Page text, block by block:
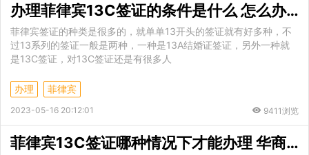
办理菲律宾13C签证的条件是什么 怎么办理呢
菲律宾签证的种类是很多的，就单单13开头的签证就有好多种，不
过13系列的签证一般是两种，一种是13A结婚证签证，另外一种就
是13C签证，对13C签证还是有很多人
办理 菲律宾
2023-05-16 20:12:01 9411浏览
菲律宾13C签证哪种情况下才能办理 华商专业解读